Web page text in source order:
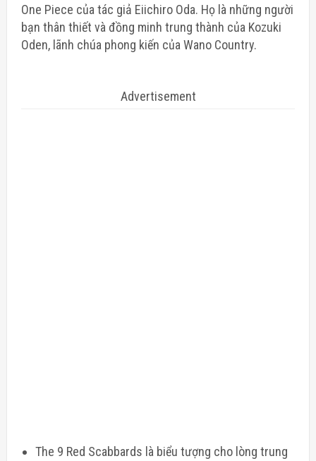
One Piece của tác giả Eiichiro Oda. Họ là những người
bạn thân thiết và đồng minh trung thành của Kozuki
Oden, lãnh chúa phong kiến ​​của Wano Country.
Advertisement
The 9 Red Scabbards là biểu tượng cho lòng trung